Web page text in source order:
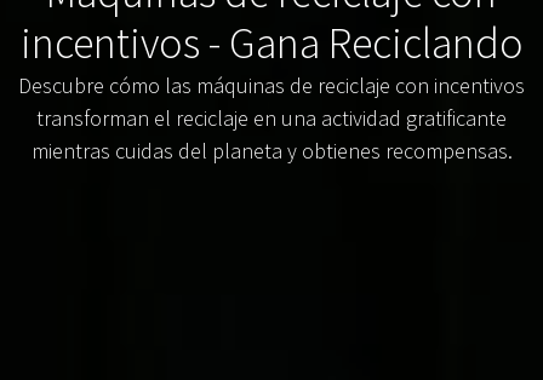
incentivos - Gana Reciclando
Descubre cómo las máquinas de reciclaje con incentivos
transforman el reciclaje en una actividad gratificante
mientras cuidas del planeta y obtienes recompensas.